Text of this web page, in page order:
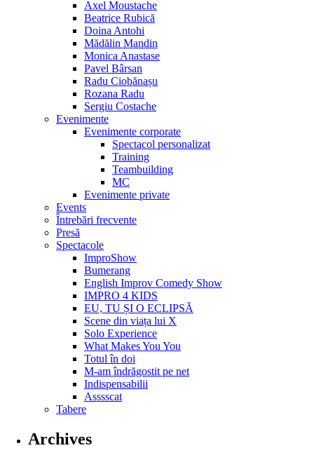
Axel Moustache
Beatrice Rubică
Doina Antohi
Mădălin Mandin
Monica Anastase
Pavel Bârsan
Radu Ciobănașu
Rozana Radu
Sergiu Costache
Evenimente
Evenimente corporate
Spectacol personalizat
Training
Teambuilding
MC
Evenimente private
Events
Întrebări frecvente
Presă
Spectacole
ImproShow
Bumerang
English Improv Comedy Show
IMPRO 4 KIDS
EU, TU ȘI O ECLIPSĂ
Scene din viața lui X
Solo Experience
What Makes You You
Totul în doi
M-am îndrăgostit pe net
Indispensabilii
Asssscat
Tabere
Archives